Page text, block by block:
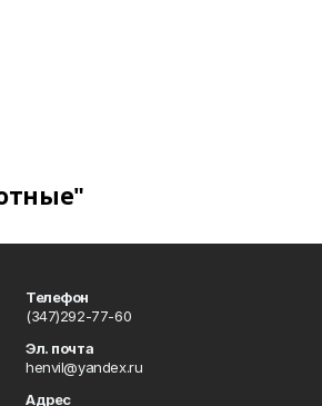
Телефон
(347)292-77-60
Эл. почта
henvil@yandex.ru
Адрес